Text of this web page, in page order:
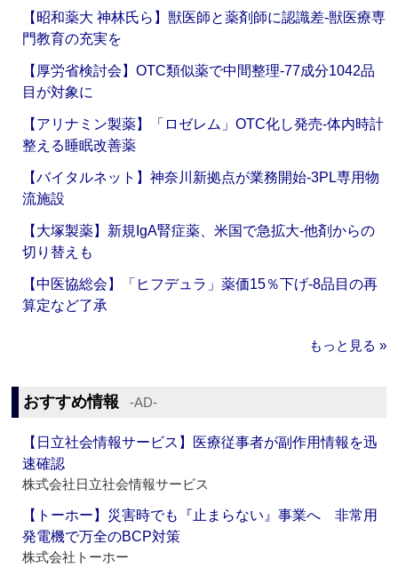
【昭和薬大 神林氏ら】獣医師と薬剤師に認識差‐獣医療専
門教育の充実を
【厚労省検討会】OTC類似薬で中間整理‐77成分1042品
目が対象に
【アリナミン製薬】「ロゼレム」OTC化し発売‐体内時計
整える睡眠改善薬
【バイタルネット】神奈川新拠点が業務開始‐3PL専用物
流施設
【大塚製薬】新規IgA腎症薬、米国で急拡大‐他剤からの
切り替えも
【中医協総会】「ヒフデュラ」薬価15％下げ‐8品目の再
算定など了承
もっと見る »
おすすめ情報 ‐AD‐
【日立社会情報サービス】医療従事者が副作用情報を迅
速確認
株式会社日立社会情報サービス
【トーホー】災害時でも『止まらない』事業へ 非常用
発電機で万全のBCP対策
株式会社トーホー